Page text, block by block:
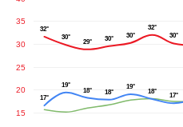
a este
forma
15
20
25
30
35
32°
30°
29° 30° 30°
32°
30°
17°
19°
18° 18°
19°
18°
17°